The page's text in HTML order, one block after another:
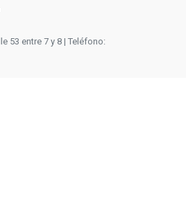
53 entre 7 y 8 | Teléfono: